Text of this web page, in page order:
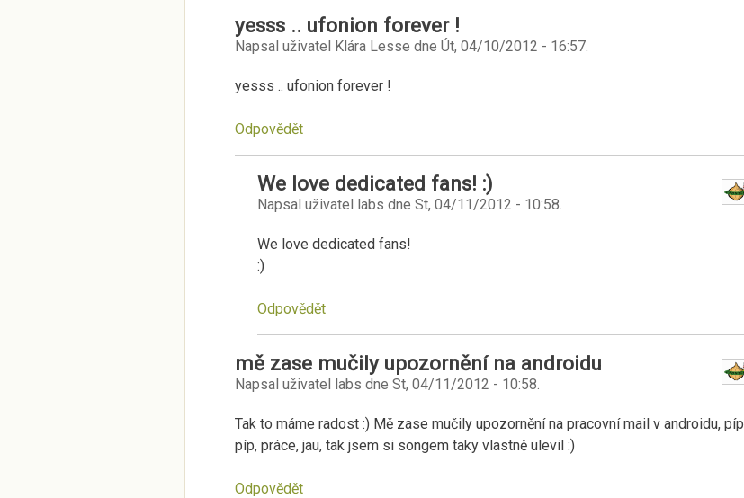
yesss .. ufonion forever !
Napsal uživatel Klára Lesse dne Út, 04/10/2012 - 16:57.
yesss .. ufonion forever !
Odpovědět
We love dedicated fans! :)
Napsal uživatel labs dne St, 04/11/2012 - 10:58.
We love dedicated fans!
:)
Odpovědět
mě zase mučily upozornění na androidu
Napsal uživatel labs dne St, 04/11/2012 - 10:58.
Tak to máme radost :) Mě zase mučily upozornění na pracovní mail v androidu, píp
píp, práce, jau, tak jsem si songem taky vlastně ulevil :)
Odpovědět